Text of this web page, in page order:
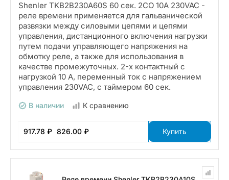
Shenler TKB2B230A60S 60 сек. 2СО 10A 230VAC -
реле времени применяется для гальванической
развязки между силовыми цепями и цепями
управления, дистанционного включения нагрузки
путем подачи управляющего напряжения на
обмотку реле, а также для использования в
качестве промежуточных. 2-х контактный с
нагрузкой 10 А, переменный ток с напряжением
управления 230VAC, с таймером 60 сек.
В наличии К сравнению
917.78 ₽ 826.00 ₽ Купить